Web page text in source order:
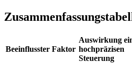
Beeinflusster Faktor
Auswirkung
hochpräzisen
Steuerung